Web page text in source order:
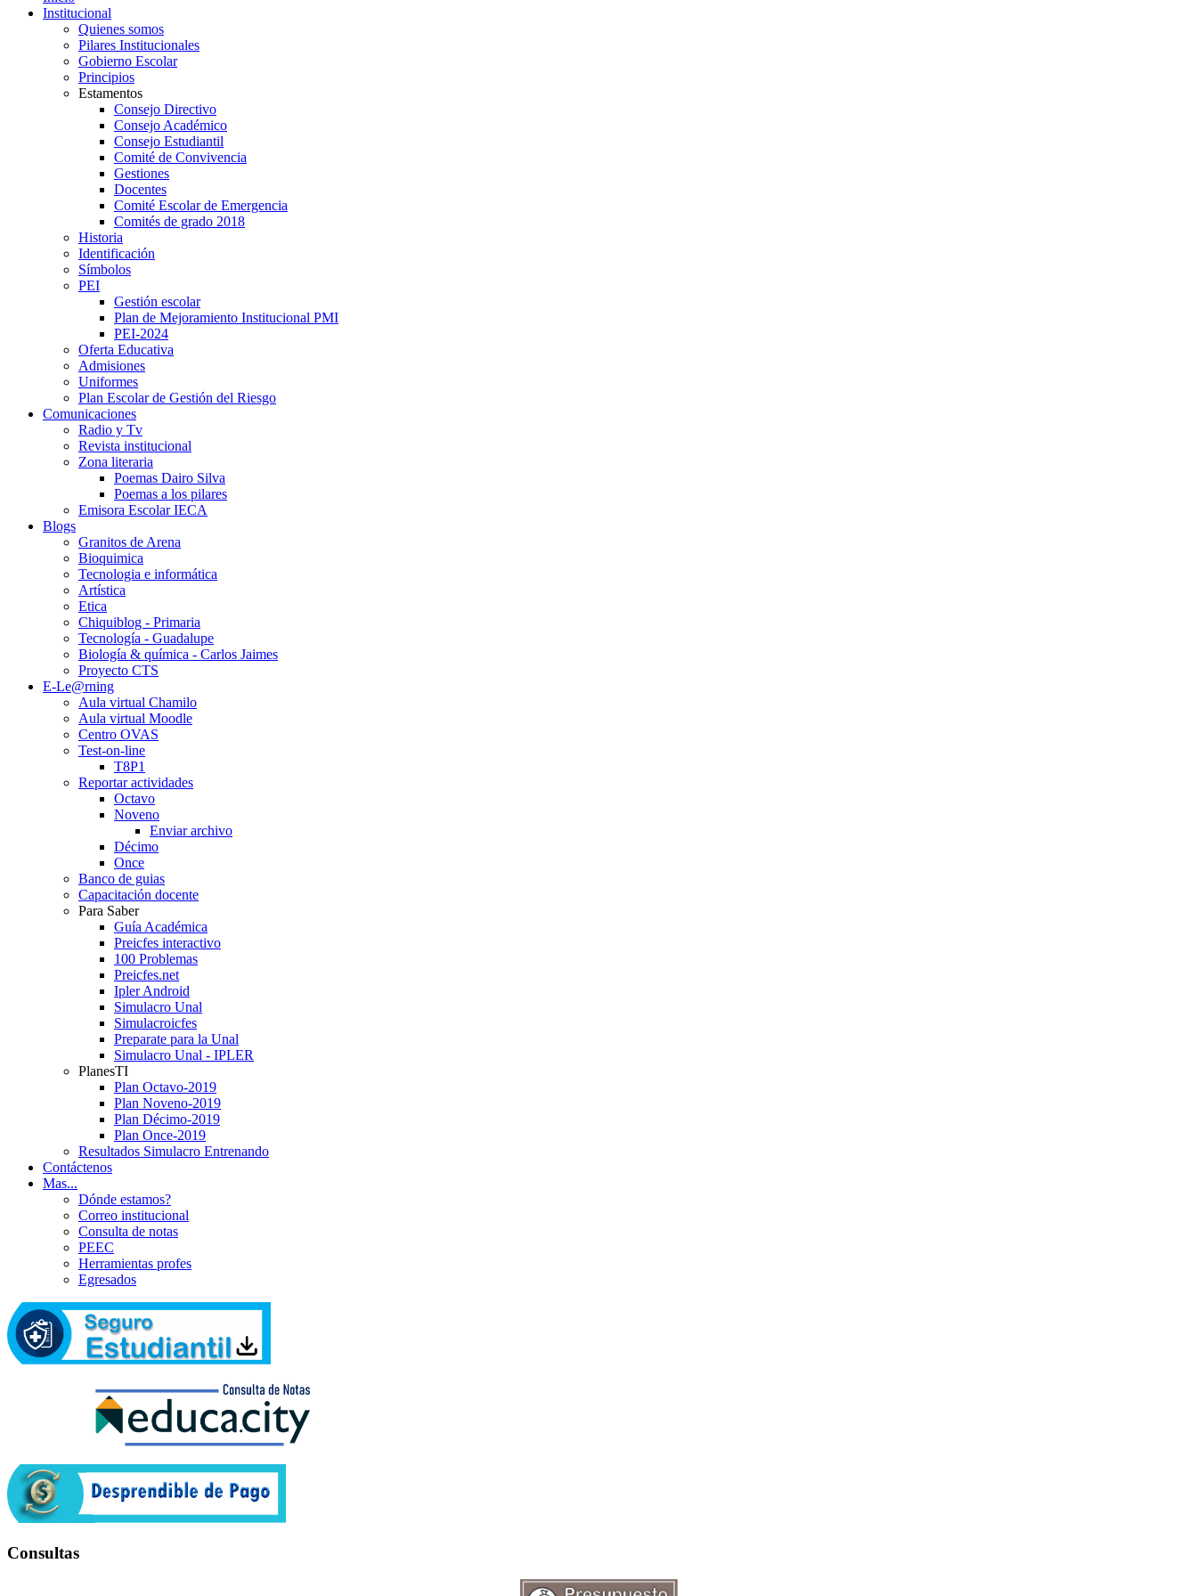
Institucional
Quienes somos
Pilares Institucionales
Gobierno Escolar
Principios
Estamentos
Consejo Directivo
Consejo Académico
Consejo Estudiantil
Comité de Convivencia
Gestiones
Docentes
Comité Escolar de Emergencia
Comités de grado 2018
Historia
Identificación
Símbolos
PEI
Gestión escolar
Plan de Mejoramiento Institucional PMI
PEI-2024
Oferta Educativa
Admisiones
Uniformes
Plan Escolar de Gestión del Riesgo
Comunicaciones
Radio y Tv
Revista institucional
Zona literaria
Poemas Dairo Silva
Poemas a los pilares
Emisora Escolar IECA
Blogs
Granitos de Arena
Bioquimica
Tecnologia e informática
Artística
Etica
Chiquiblog - Primaria
Tecnología - Guadalupe
Biología & química - Carlos Jaimes
Proyecto CTS
E-Le@rning
Aula virtual Chamilo
Aula virtual Moodle
Centro OVAS
Test-on-line
T8P1
Reportar actividades
Octavo
Noveno
Enviar archivo
Décimo
Once
Banco de guias
Capacitación docente
Para Saber
Guía Académica
Preicfes interactivo
100 Problemas
Preicfes.net
Ipler Android
Simulacro Unal
Simulacroicfes
Preparate para la Unal
Simulacro Unal - IPLER
PlanesTI
Plan Octavo-2019
Plan Noveno-2019
Plan Décimo-2019
Plan Once-2019
Resultados Simulacro Entrenando
Contáctenos
Mas...
Dónde estamos?
Correo institucional
Consulta de notas
PEEC
Herramientas profes
Egresados
Consultas